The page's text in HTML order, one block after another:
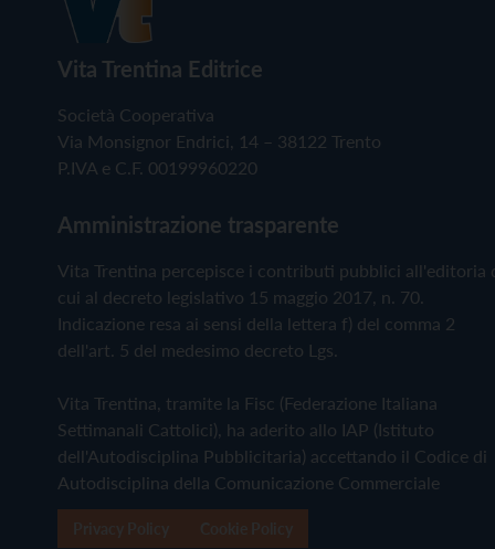
Vita Trentina Editrice
Società Cooperativa
Via Monsignor Endrici, 14 – 38122 Trento
P.IVA e C.F. 00199960220
Amministrazione trasparente
Vita Trentina percepisce i contributi pubblici all'editoria
cui al decreto legislativo 15 maggio 2017, n. 70.
Indicazione resa ai sensi della lettera f) del comma 2
dell'art. 5 del medesimo decreto Lgs.
Vita Trentina, tramite la Fisc (Federazione Italiana
Settimanali Cattolici), ha aderito allo IAP (Istituto
dell'Autodisciplina Pubblicitaria) accettando il Codice di
Autodisciplina della Comunicazione Commerciale